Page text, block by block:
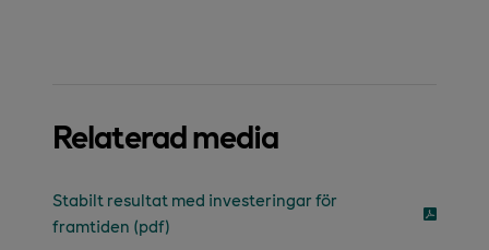
Relaterad media
Stabilt resultat med investeringar för
framtiden (pdf)